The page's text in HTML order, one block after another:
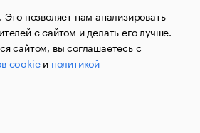
1995–2026.Сообщения
агентства «РБК»
службой по надзору в сфере
технологий и массовых
09.12.2015 за номером ИА
пометкой «РБК». Отдельные
информацию,
пользователей
позволяет нам анализировать
с сайтом и делать его лучше.
сайтом, вы соглашаетесь с
cookieи политикой